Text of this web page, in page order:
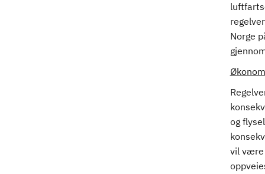
Norge
og
vil være